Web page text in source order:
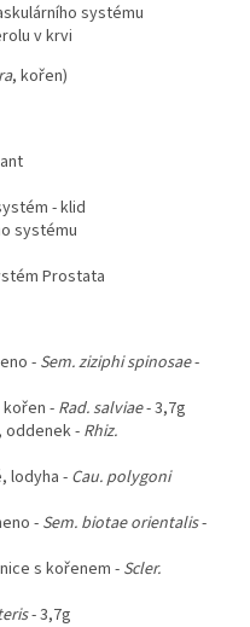
systému
v krvi
, kořen)
- klid
systému
Prostata
- Sem. ziziphi spinosae-
- Rad. salviae- 3,7g
oddenek - Rhiz.
lodyha - Cau. polygoni
- Sem. biotae orientalis-
s kořenem- Scler.
- 3,7g